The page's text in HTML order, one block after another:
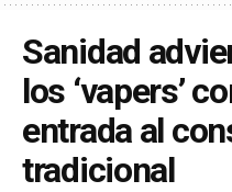
Sanidad
los ‘vapers’
entrada al
tradicional